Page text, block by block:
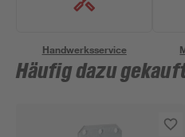
Handwerksservice
Häufig dazu